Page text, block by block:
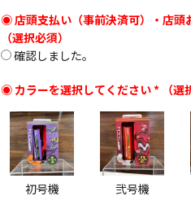
店頭支払い（事前決済可）・店頭
確認しました。
カラーを選択してください*
初号機 弐号機